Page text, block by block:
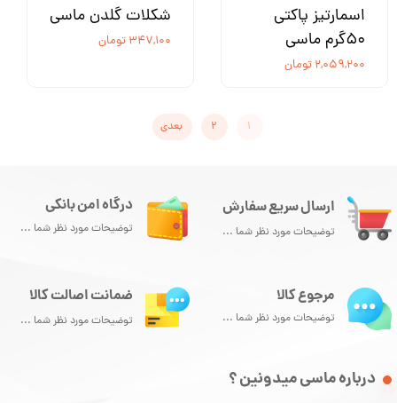
اسمارتیز پاکتی
50گرم ماسی
۲,۰۵۹,۲۰۰ تومان
شکلات گلدن ماسی
۳۴۷,۱۰۰ تومان
۱ ۲ بعدی
ارسال سریع سفارش
توضیحات مورد نظر شما ...
درباره ماسی میدونین ؟
درگاه امن بانکی
توضیحات مورد نظر شما ...
مرجوع کالا
توضیحات مورد نظر شما ...
ضمانت اصالت کالا
توضیحات مورد نظر شما ...